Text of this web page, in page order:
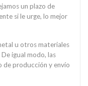
un plazo de
si le urge, lo mejor
u otros materiales
igual modo, las
de producción y envío